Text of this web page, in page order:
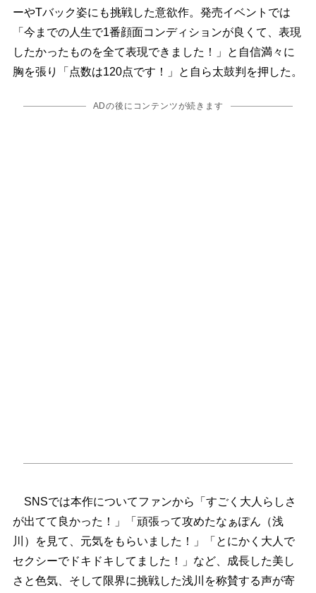
ーやTバック姿にも挑戦した意欲作。発売イベントでは
「今までの人生で1番顔面コンディションが良くて、表現
したかったものを全て表現できました！」と自信満々に
胸を張り「点数は120点です！」と自ら太鼓判を押した。
ADの後にコンテンツが続きます
SNSでは本作についてファンから「すごく大人らしさ
が出てて良かった！」「頑張って攻めたなぁぽん（浅
川）を見て、元気をもらいました！」「とにかく大人で
セクシーでドキドキしてました！」など、成長した美し
さと色気、そして限界に挑戦した浅川を称賛する声が寄